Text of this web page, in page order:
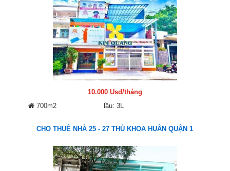
10.000 Usd/tháng
700m2
lầu: 3L
CHO THUÊ NHÀ 25 - 27 THỦ KHOA HUÂN QUẬN 1